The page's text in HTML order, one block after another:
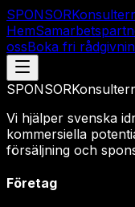
SPONSOR
Hem
ossBoka fri
SPONSOR
Vi hjälper svenska
kommersiella
försäljning och
Företag